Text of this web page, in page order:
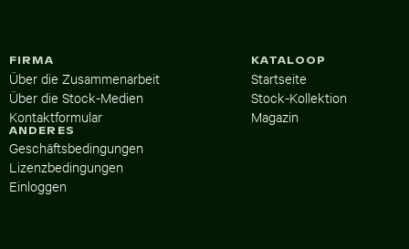
KATALOOP
Startseite
Stock-Kollektion
Magazin
FIRMA
Über die Zusammenarbeit
Über die Stock-Medien
Kontaktformular
ANDERES
Geschäftsbedingungen
Lizenzbedingungen
Einloggen